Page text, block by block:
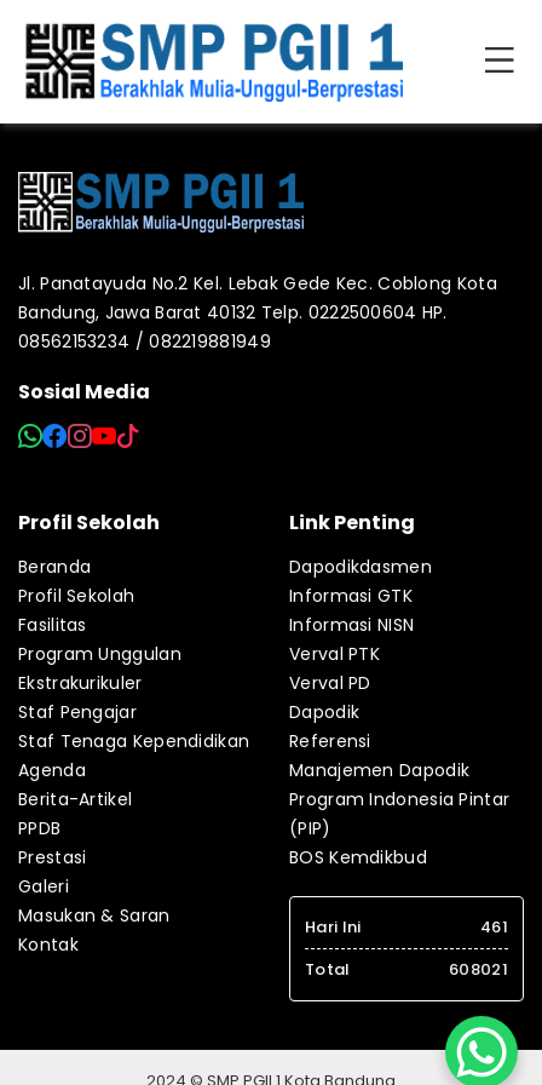
Jl. Panatayuda No.2 Kel. Lebak Gede Kec. Coblong Kota
Bandung, Jawa Barat 40132 Telp. 0222500604 HP.
08562153234 / 082219881949
Sosial Media
Profil Sekolah
Beranda
Profil Sekolah
Fasilitas
Program Unggulan
Ekstrakurikuler
Staf Pengajar
Staf Tenaga Kependidikan
Agenda
Berita-Artikel
PPDB
Prestasi
Galeri
Masukan & Saran
Kontak
Link Penting
Dapodikdasmen
Informasi GTK
Informasi NISN
Verval PTK
Verval PD
Dapodik
Referensi
Manajemen Dapodik
Program Indonesia Pintar
(PIP)
BOS Kemdikbud
Hari Ini
461
Total
608021